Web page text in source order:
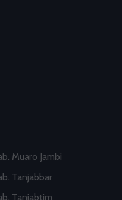
Muaro Jambi
Tanjabbar
Tanjabtim